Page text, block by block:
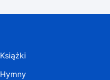
Książki
Hymny